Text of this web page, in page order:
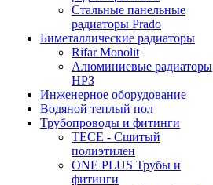
Стальные панельные
радиаторы Prado
Биметаллические радиаторы
Rifar Monolit
Алюминиевые радиаторы
НРЗ
Инженерное оборудование
Водяной теплый пол
Трубопроводы и фитинги
ТЕСЕ - Сшитый
полиэтилен
ONE PLUS Трубы и
фитинги